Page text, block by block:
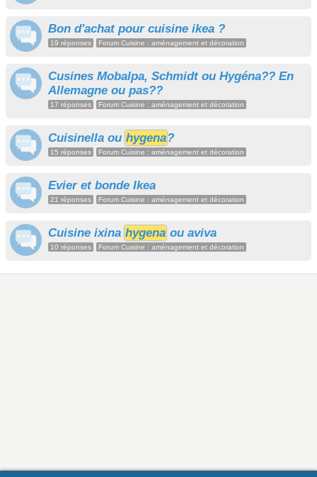
Bon d'achat pour cuisine ikea ?
19 réponses Forum Cuisine : aménagement et décoration
Cusines Mobalpa, Schmidt ou Hygéna?? En
Allemagne ou pas??
17 réponses Forum Cuisine : aménagement et décoration
Cuisinella ou hygena?
15 réponses Forum Cuisine : aménagement et décoration
Evier et bonde Ikea
21 réponses Forum Cuisine : aménagement et décoration
Cuisine ixina hygena ou aviva
10 réponses Forum Cuisine : aménagement et décoration